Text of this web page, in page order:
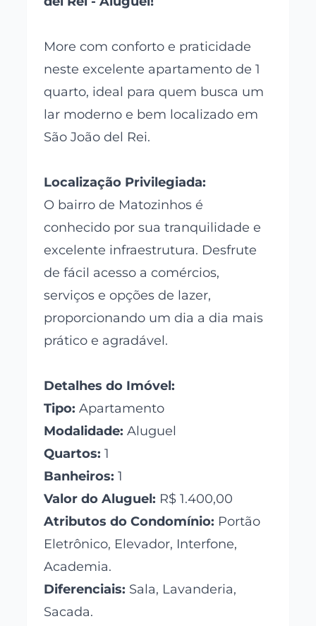
More com conforto e praticidade
neste excelente apartamento de 1
quarto, ideal para quem busca um
lar moderno e bem localizado em
São João del Rei.
Localização Privilegiada:
O bairro de Matozinhos é
conhecido por sua tranquilidade e
excelente infraestrutura. Desfrute
de fácil acesso a comércios,
serviços e opções de lazer,
proporcionando um dia a dia mais
prático e agradável.
Detalhes do Imóvel:
Tipo: Apartamento
Modalidade: Aluguel
Quartos: 1
Banheiros: 1
Valor do Aluguel: R$ 1.400,00
Atributos do Condomínio: Portão
Eletrônico, Elevador, Interfone,
Academia.
Diferenciais: Sala, Lavanderia,
Sacada.